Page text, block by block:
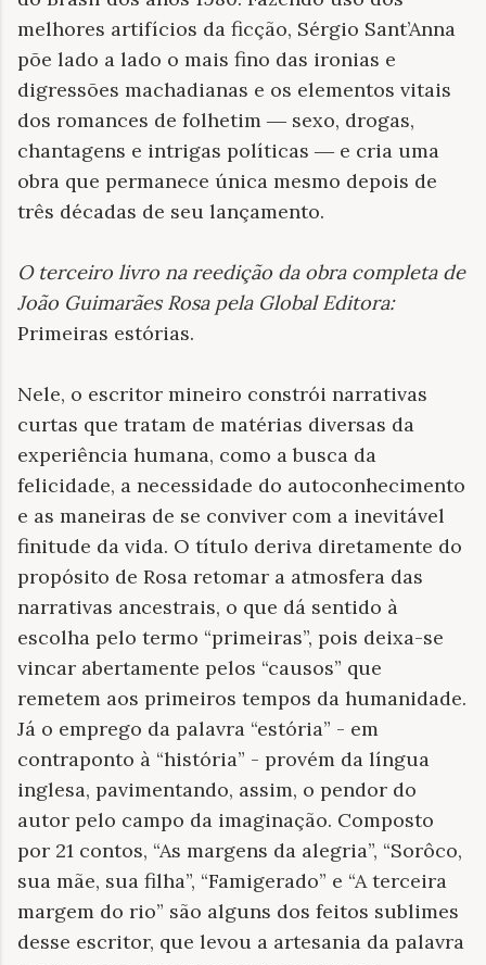
melhores artifícios da ficção, Sérgio Sant’Anna
põe lado a lado o mais fino das ironias e
digressões machadianas e os elementos vitais
dos romances de folhetim ― sexo, drogas,
chantagens e intrigas políticas ― e cria uma
obra que permanece única mesmo depois de
três décadas de seu lançamento.
O terceiro livro na reedição da obra completa de
João Guimarães Rosa pela Global Editora:
Primeiras estórias.
Nele, o escritor mineiro constrói narrativas
curtas que tratam de matérias diversas da
experiência humana, como a busca da
felicidade, a necessidade do autoconhecimento
e as maneiras de se conviver com a inevitável
finitude da vida. O título deriva diretamente do
propósito de Rosa retomar a atmosfera das
narrativas ancestrais, o que dá sentido à
escolha pelo termo “primeiras”, pois deixa-se
vincar abertamente pelos “causos” que
remetem aos primeiros tempos da humanidade.
Já o emprego da palavra “estória” - em
contraponto à “história” - provém da língua
inglesa, pavimentando, assim, o pendor do
autor pelo campo da imaginação. Composto
por 21 contos, “As margens da alegria”, “Sorôco,
sua mãe, sua filha”, “Famigerado” e “A terceira
margem do rio” são alguns dos feitos sublimes
desse escritor, que levou a artesania da palavra